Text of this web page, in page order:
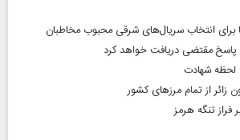
انتخاب سریال‌های شرقی محبوب مخاطبان
پاسخ مقتضی دریافت خواهد کرد
شهادت